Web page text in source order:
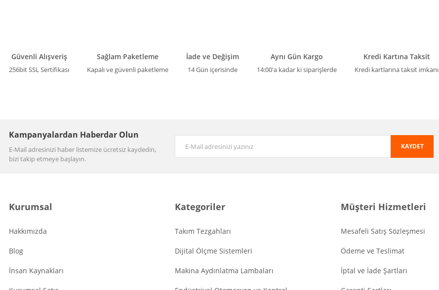
Güvenli Alışveriş
256bit SSL Sertifikası
Sağlam Paketleme
Kapalı ve güvenli paketleme
İade ve Değişim
14 Gün içerisinde
Aynı Gün Kargo
14:00'a kadar ki siparişlerde
Kredi Kartına Taksit
Kredi kartlarına taksit imkanı
Kampanyalardan Haberdar Olun
E-Mail adresinizi haber listemize ücretsiz kaydedin,
bizi takip etmeye başlayın.
KAYDET
Kurumsal
Hakkımızda
Blog
İnsan Kaynakları
Kategoriler
Takım Tezgahları
Dijital Ölçme Sistemleri
Makina Aydınlatma Lambaları
Müşteri Hizmetleri
Mesafeli Satış Sözleşmesi
Ödeme ve Teslimat
İptal ve İade Şartları